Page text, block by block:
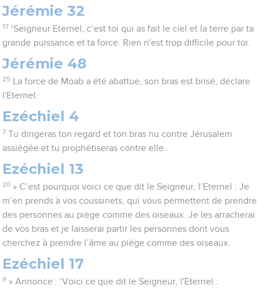
Jérémie 32
17 ‘Seigneur Eternel, c’est toi qui as fait le ciel et la terre par ta
grande puissance et ta force. Rien n'est trop difficile pour toi.
Jérémie 48
25
La force de Moab a été abattue, son bras est brisé, déclare
l'Eternel.
Ezéchiel 4
7 Tu dirigeras ton regard et ton bras nu contre Jérusalem
assiégée et tu prophétiseras contre elle.
Ezéchiel 13
20 » C’est pourquoi voici ce que dit le Seigneur, l’Eternel : Je
m’en prends à vos coussinets, qui vous permettent de prendre
des personnes au piège comme des oiseaux. Je les arracherai
de vos bras et je laisserai partir les personnes dont vous
cherchez à prendre l’âme au piège comme des oiseaux.
Ezéchiel 17
9 » Annonce : ‘Voici ce que dit le Seigneur, l'Eternel :